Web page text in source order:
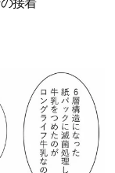
接着